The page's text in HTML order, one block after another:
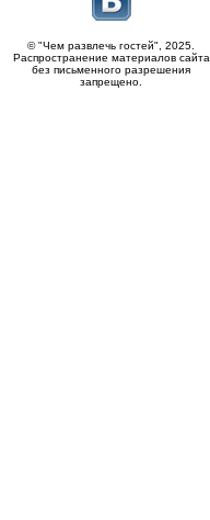
© "Чем развлечь гостей", 2025.
Распространение материалов сайта
без письменного разрешения
запрещено.